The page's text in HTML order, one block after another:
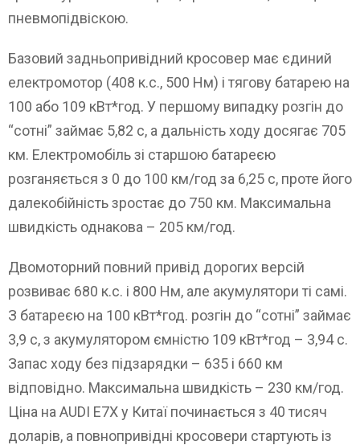
пневмопідвіскою.
Базовий задньопривідний кросовер має єдиний
електромотор (408 к.с., 500 Нм) і тягову батарею на
100 або 109 кВт*год. У першому випадку розгін до
“сотні” займає 5,82 с, а дальність ходу досягає 705
км. Електромобіль зі старшою батареєю
розганяється з 0 до 100 км/год за 6,25 с, проте його
далекобійність зростає до 750 км. Максимальна
швидкість однакова – 205 км/год.
Двомоторний повний привід дорогих версій
розвиває 680 к.с. і 800 Нм, але акумулятори ті самі.
З батареєю на 100 кВт*год. розгін до “сотні” займає
3,9 с, з акумулятором ємністю 109 кВт*год – 3,94 с.
Запас ходу без підзарядки – 635 і 660 км
відповідно. Максимальна швидкість – 230 км/год.
Ціна на AUDI E7X у Китаї починається з 40 тисяч
доларів, а повнопривідні кросовери стартують із